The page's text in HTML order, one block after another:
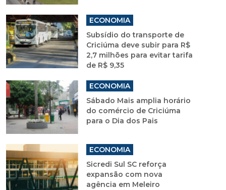
ECONOMIA
Subsídio do transporte de
Criciúma deve subir para R$
2,7 milhões para evitar tarifa
de R$ 9,35
ECONOMIA
Sábado Mais amplia horário
do comércio de Criciúma
para o Dia dos Pais
ECONOMIA
Sicredi Sul SC reforça
expansão com nova
agência em Meleiro